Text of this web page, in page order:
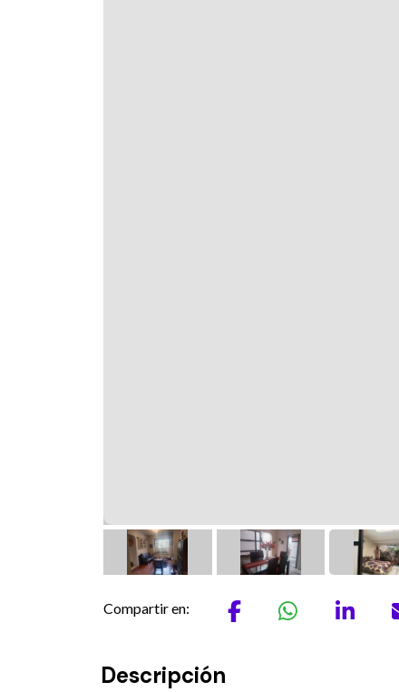
Compartir en:
Descripción